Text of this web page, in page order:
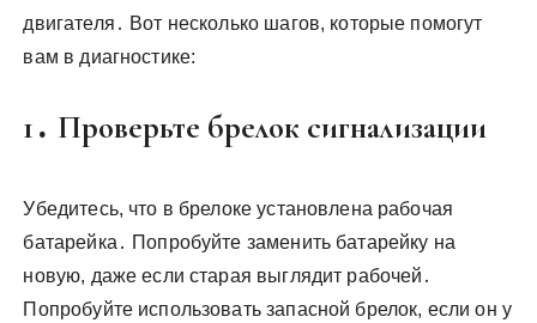
двигателя․ Вот несколько шагов, которые помогут
вам в диагностике:
1․ Проверьте брелок сигнализации
Убедитесь, что в брелоке установлена рабочая
батарейка․ Попробуйте заменить батарейку на
новую, даже если старая выглядит рабочей․
Попробуйте использовать запасной брелок, если он у